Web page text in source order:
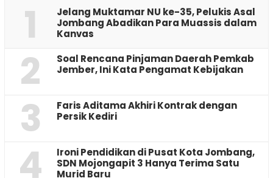
1
Jelang Muktamar NU ke-35, Pelukis Asal
Jombang Abadikan Para Muassis dalam
Kanvas
2
‎Soal Rencana Pinjaman Daerah Pemkab
Jember, Ini Kata Pengamat Kebijakan ‎
3
Faris Aditama Akhiri Kontrak dengan
Persik Kediri
4
Ironi Pendidikan di Pusat Kota Jombang,
SDN Mojongapit 3 Hanya Terima Satu
Murid Baru